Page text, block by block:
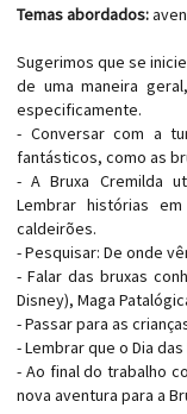
Temas abordados:
Sugerimos que se
de uma maneira
especificamente.
- Conversar com a
fantásticos, como as
- A Bruxa Cremilda
Lembrar histórias
caldeirões.
- Pesquisar: De onde
- Falar das bruxas
Disney), Maga
- Passar para as
- Lembrar que o Dia
- Ao final do trabalho
nova aventura para a